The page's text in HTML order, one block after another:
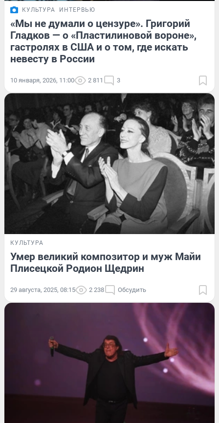
КУЛЬТУРА ИНТЕРВЬЮ
«Мы не думали о цензуре». Григорий
Гладков — о «Пластилиновой вороне»,
гастролях в США и о том, где искать
невесту в России
10 января, 2026, 11:00 2 811 3
КУЛЬТУРА
Умер великий композитор и муж Майи
Плисецкой Родион Щедрин
29 августа, 2025, 08:15 2 238 Обсудить